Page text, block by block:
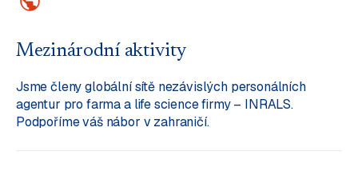
Mezinárodní aktivity
Jsme členy globální sítě nezávislých personálních
agentur pro farma a life science firmy – INRALS.
Podpoříme váš nábor v zahraničí.